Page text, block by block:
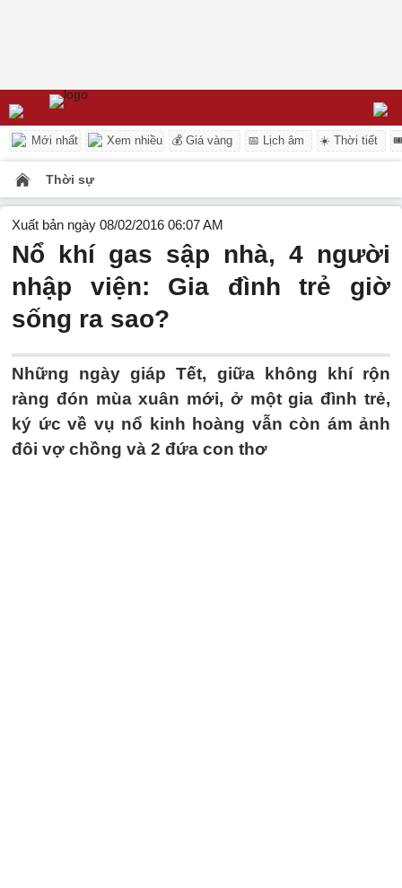
Mới nhất Xem nhiều 💰 Giá vàng 📅 Lịch âm ☀️ Thời tiết
Thời sự
Xuất bản ngày 08/02/2016 06:07 AM
Nổ khí gas sập nhà, 4 người
nhập viện: Gia đình trẻ giờ
sống ra sao?
Những ngày giáp Tết, giữa không khí rộn
ràng đón mùa xuân mới, ở một gia đình trẻ,
ký ức về vụ nổ kinh hoàng vẫn còn ám ảnh
đôi vợ chồng và 2 đứa con thơ